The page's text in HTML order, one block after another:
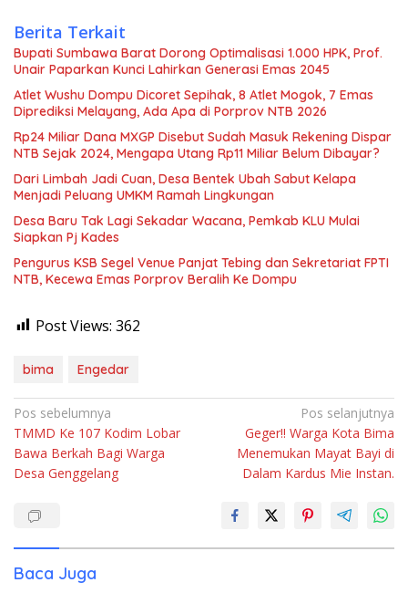
Berita Terkait
Bupati Sumbawa Barat Dorong Optimalisasi 1.000 HPK, Prof.
Unair Paparkan Kunci Lahirkan Generasi Emas 2045
Atlet Wushu Dompu Dicoret Sepihak, 8 Atlet Mogok, 7 Emas
Diprediksi Melayang, Ada Apa di Porprov NTB 2026
Rp24 Miliar Dana MXGP Disebut Sudah Masuk Rekening Dispar
NTB Sejak 2024, Mengapa Utang Rp11 Miliar Belum Dibayar?
Dari Limbah Jadi Cuan, Desa Bentek Ubah Sabut Kelapa
Menjadi Peluang UMKM Ramah Lingkungan
Desa Baru Tak Lagi Sekadar Wacana, Pemkab KLU Mulai
Siapkan Pj Kades
Pengurus KSB Segel Venue Panjat Tebing dan Sekretariat FPTI
NTB, Kecewa Emas Porprov Beralih Ke Dompu
Post Views: 362
bima Engedar
Navigasi
pos
Pos sebelumnya
TMMD Ke 107 Kodim Lobar
Bawa Berkah Bagi Warga
Desa Genggelang
Pos selanjutnya
Geger!! Warga Kota Bima
Menemukan Mayat Bayi di
Dalam Kardus Mie Instan.
Baca Juga